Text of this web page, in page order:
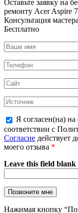
Оставьте заявку на
ремонту Acer Aspire
Консультация
Бесплатно
Я согласен(на)
соответствии с
Согласие действует
моего отзыва *
Leave this field blank
Нажимая кнопку